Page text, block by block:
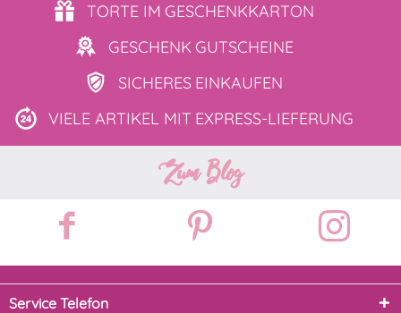
TORTE IM GESCHENKKARTON
GESCHENK GUTSCHEINE
SICHERES EINKAUFEN
VIELE ARTIKEL MIT EXPRESS-LIEFERUNG
Zum Blog
Service Telefon